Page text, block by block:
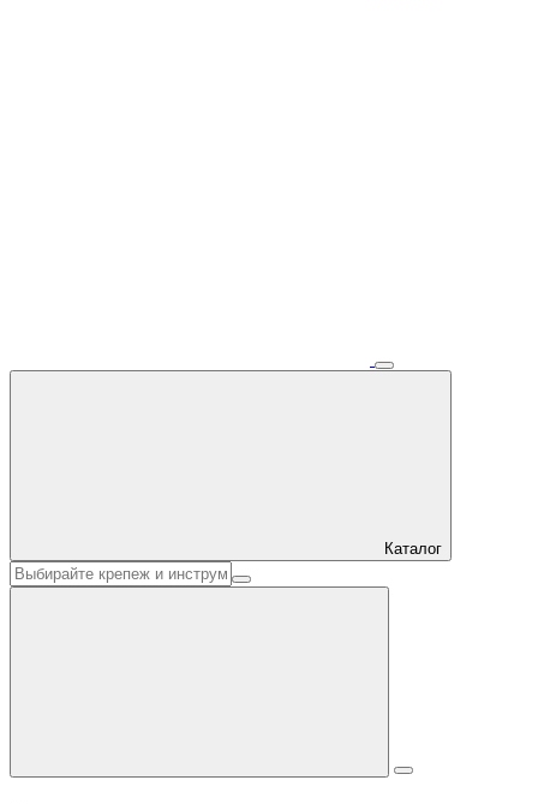
Каталог